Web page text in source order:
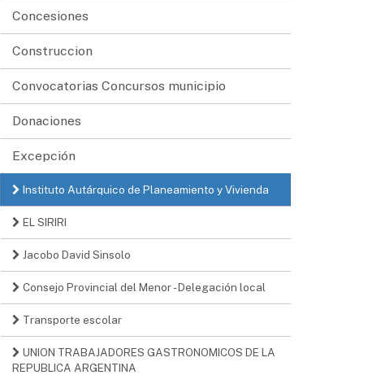
Concesiones
Construccion
Convocatorias Concursos municipio
Donaciones
Excepción
Instituto Autárquico de Planeamiento y Vivienda
EL SIRIRI
Jacobo David Sinsolo
Consejo Provincial del Menor - Delegación local
Transporte escolar
UNION TRABAJADORES GASTRONOMICOS DE LA
REPUBLICA ARGENTINA